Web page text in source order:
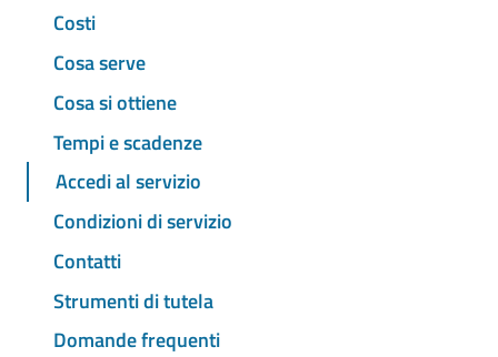
Costi
Cosa serve
Cosa si ottiene
Tempi e scadenze
Accedi al servizio
Condizioni di servizio
Contatti
Strumenti di tutela
Domande frequenti